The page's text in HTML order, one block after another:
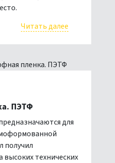
Читать далее
ПЭТФ
для
получил
высоких технических